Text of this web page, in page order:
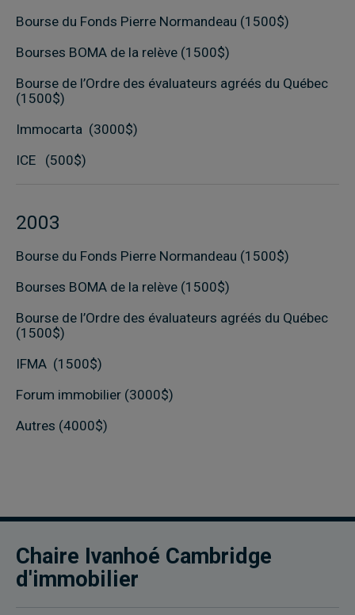
Bourse du Fonds Pierre Normandeau (1500$)
Bourses BOMA de la relève (1500$)
Bourse de l’Ordre des évaluateurs agréés du Québec
(1500$)
Immocarta (3000$)
ICE (500$)
2003
Bourse du Fonds Pierre Normandeau (1500$)
Bourses BOMA de la relève (1500$)
Bourse de l’Ordre des évaluateurs agréés du Québec
(1500$)
IFMA (1500$)
Forum immobilier (3000$)
Autres (4000$)
Chaire Ivanhoé Cambridge
d'immobilier